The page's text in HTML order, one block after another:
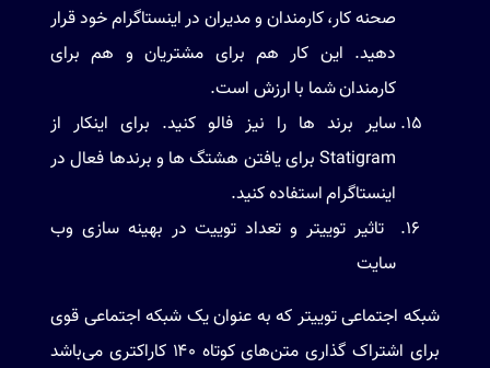
صحنه کار، کارمندان و مدیران در اینستاگرام خود قرار
دهید. این کار هم برای مشتریان و هم برای
کارمندان شما با ارزش است.
سایر برند ها را نیز فالو کنید. برای اینکار از
Statigram برای یافتن هشتگ ها و برندها فعال در
اینستاگرام استفاده کنید.
تاثیر توییتر و تعداد توییت‌ در بهینه سازی وب
سایت
شبکه اجتماعی توییتر که به عنوان یک شبکه اجتماعی قوی
برای اشتراک گذاری متن‌های کوتاه ۱۴۰ کاراکتری می‌باشد